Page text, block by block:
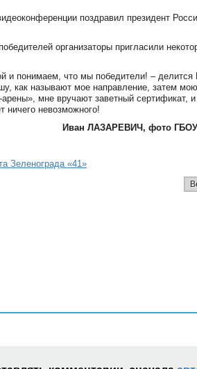
поздравил президент
организаторы пригласили
и понимаем, что мы победители! – делится
как называют мое направление, затем
мне вручают заветный сертификат,
ничего невозможного!
Иван ЛАЗАРЕВИЧ, фото
Зеленограда «41»